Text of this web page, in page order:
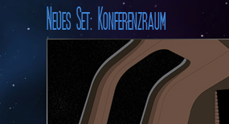
Neues Set: Konferenzraum